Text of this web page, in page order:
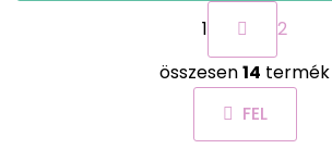
L
i
s
t
a
L
a
p
o
z
á
s
1
2
összesen14 termék
FEL